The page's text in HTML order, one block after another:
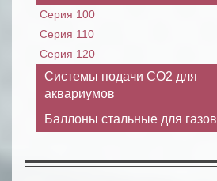
Серия 100
Серия 110
Серия 120
Системы подачи СО2 для
аквариумов
Баллоны стальные для газов